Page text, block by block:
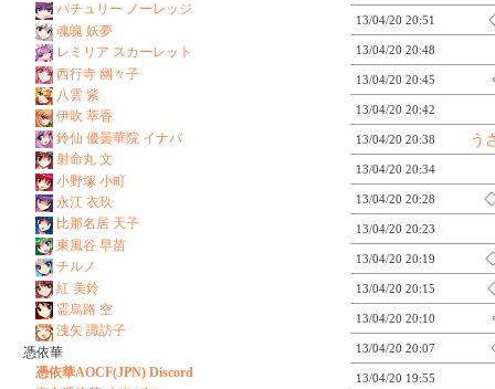
13/04/20 20:51
13/04/20 20:48
13/04/20 20:45
13/04/20 20:42
13/04/20 20:38 う
13/04/20 20:34
13/04/20 20:28
13/04/20 20:23
13/04/20 20:19
13/04/20 20:15
13/04/20 20:10
13/04/20 20:07
13/04/20 19:55
パチュリー ノーレッジ
魂魄 妖夢
レミリア スカーレット
西行寺 幽々子
八雲 紫
伊吹 萃香
鈴仙 優曇華院 イナバ
射命丸 文
小野塚 小町
永江 衣玖
比那名居 天子
東風谷 早苗
チルノ
紅 美鈴
霊烏路 空
洩矢 諏訪子
憑依華
憑依華AOCF(JPN) Discord